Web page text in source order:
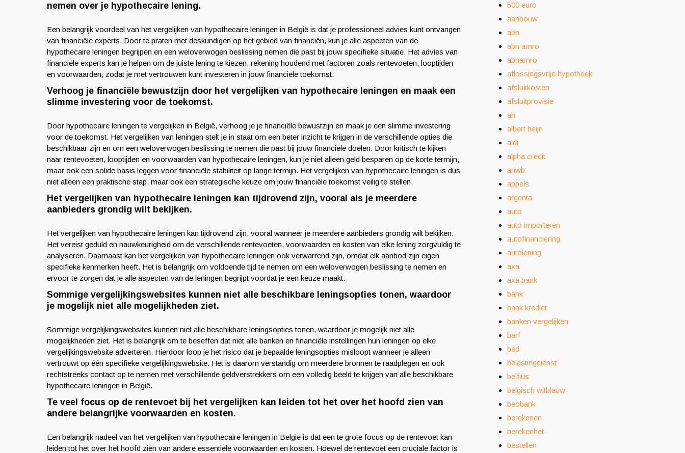
nemen over je hypothecaire lening.
Een belangrijk voordeel van het vergelijken van hypothecaire leningen in België is dat je professioneel advies kunt ontvangen
van financiële experts. Door te praten met deskundigen op het gebied van financiën, kun je alle aspecten van de
hypothecaire leningen begrijpen en een weloverwogen beslissing nemen die past bij jouw specifieke situatie. Het advies van
financiële experts kan je helpen om de juiste lening te kiezen, rekening houdend met factoren zoals rentevoeten, looptijden
en voorwaarden, zodat je met vertrouwen kunt investeren in jouw financiële toekomst.
Verhoog je financiële bewustzijn door het vergelijken van hypothecaire leningen en maak een
slimme investering voor de toekomst.
Door hypothecaire leningen te vergelijken in België, verhoog je je financiële bewustzijn en maak je een slimme investering
voor de toekomst. Het vergelijken van leningen stelt je in staat om een beter inzicht te krijgen in de verschillende opties die
beschikbaar zijn en om een weloverwogen beslissing te nemen die past bij jouw financiële doelen. Door kritisch te kijken
naar rentevoeten, looptijden en voorwaarden van hypothecaire leningen, kun je niet alleen geld besparen op de korte termijn,
maar ook een solide basis leggen voor financiële stabiliteit op lange termijn. Het vergelijken van hypothecaire leningen is dus
niet alleen een praktische stap, maar ook een strategische keuze om jouw financiële toekomst veilig te stellen.
Het vergelijken van hypothecaire leningen kan tijdrovend zijn, vooral als je meerdere
aanbieders grondig wilt bekijken.
Het vergelijken van hypothecaire leningen kan tijdrovend zijn, vooral wanneer je meerdere aanbieders grondig wilt bekijken.
Het vereist geduld en nauwkeurigheid om de verschillende rentevoeten, voorwaarden en kosten van elke lening zorgvuldig te
analyseren. Daarnaast kan het vergelijken van hypothecaire leningen ook verwarrend zijn, omdat elk aanbod zijn eigen
specifieke kenmerken heeft. Het is belangrijk om voldoende tijd te nemen om een weloverwogen beslissing te nemen en
ervoor te zorgen dat je alle aspecten van de leningen begrijpt voordat je een keuze maakt.
Sommige vergelijkingswebsites kunnen niet alle beschikbare leningsopties tonen, waardoor
je mogelijk niet alle mogelijkheden ziet.
Sommige vergelijkingswebsites kunnen niet alle beschikbare leningsopties tonen, waardoor je mogelijk niet alle
mogelijkheden ziet. Het is belangrijk om te beseffen dat niet alle banken en financiële instellingen hun leningen op elke
vergelijkingswebsite adverteren. Hierdoor loop je het risico dat je bepaalde leningsopties misloopt wanneer je alleen
vertrouwt op één specifieke vergelijkingswebsite. Het is daarom verstandig om meerdere bronnen te raadplegen en ook
rechtstreeks contact op te nemen met verschillende geldverstrekkers om een volledig beeld te krijgen van alle beschikbare
hypothecaire leningen in België.
Te veel focus op de rentevoet bij het vergelijken kan leiden tot het over het hoofd zien van
andere belangrijke voorwaarden en kosten.
Een belangrijk nadeel van het vergelijken van hypothecaire leningen in België is dat een te grote focus op de rentevoet kan
leiden tot het over het hoofd zien van andere essentiële voorwaarden en kosten. Hoewel de rentevoet een cruciale factor is
500 euro
aanbouw
abn
abn amro
abnamro
aflossingsvrije hypotheek
afsluitkosten
afsluitprovisie
ah
albert heijn
aldi
alpha credit
anwb
appels
argenta
auto
auto importeren
autofinanciering
autolening
axa
axa bank
bank
bank krediet
banken vergelijken
barf
bed
belastingdienst
belfius
belgisch witblauw
beobank
berekenen
berekenhet
bestellen